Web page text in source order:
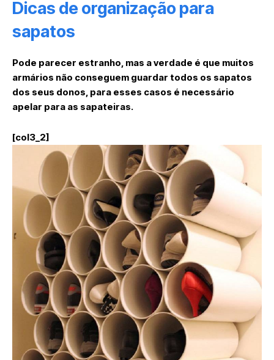
Dicas de organização para
sapatos
Pode parecer estranho, mas a verdade é que muitos
armários não conseguem guardar todos os sapatos
dos seus donos, para esses casos é necessário
apelar para as sapateiras.
[col3_2]